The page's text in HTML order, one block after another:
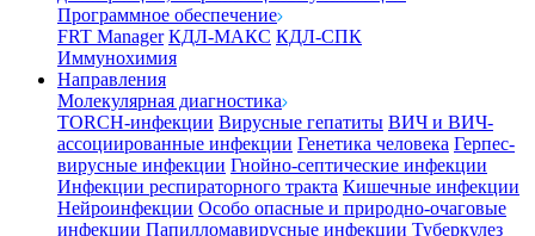
Программное обеспечение
FRT Manager КДЛ-МАКС КДЛ-СПК
Иммунохимия
Направления
Молекулярная диагностика
TORCH-инфекции Вирусные гепатиты ВИЧ и ВИЧ-
ассоциированные инфекции Генетика человека Герпес-
вирусные инфекции Гнойно-септические инфекции
Инфекции респираторного тракта Кишечные инфекции
Нейроинфекции Особо опасные и природно-очаговые
инфекции Папилломавирусные инфекции Туберкулез